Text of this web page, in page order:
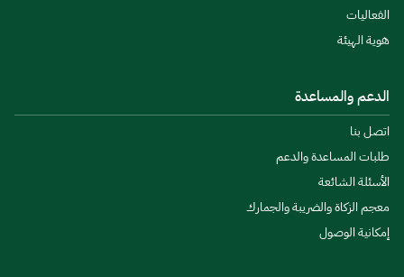
الفعاليات
هوية الهيئة
الدعم والمساعدة
اتصل بنا
طلبات المساعدة والدعم
الأسئلة الشائعة
معجم الزكاة والضريبة والجمارك
إمكانية الوصول